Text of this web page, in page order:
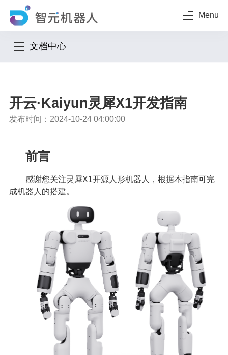
Menu
文档中心
开云·Kaiyun灵犀X1开发指南
发布时间：2024-10-24 04:00:00
前言
感谢您关注灵犀X1开源人形机器人，根据本指南可完
成机器人的搭建。